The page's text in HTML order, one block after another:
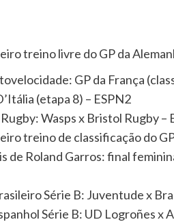
treino livre do GP da
GP da França
(etapa 8) – ESPN2
Wasps x Bristol Rugby –
treino de classificação do
de Roland Garros: final
Série B: Juventude x
Série B: UD Logroñes x